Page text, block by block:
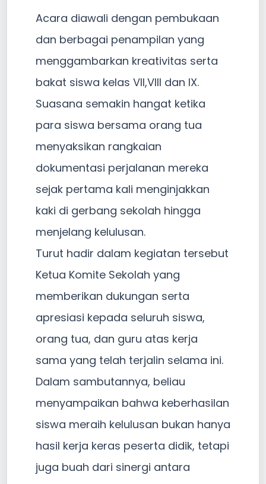
Acara diawali dengan pembukaan
dan berbagai penampilan yang
menggambarkan kreativitas serta
bakat siswa kelas VII,VIII dan IX.
Suasana semakin hangat ketika
para siswa bersama orang tua
menyaksikan rangkaian
dokumentasi perjalanan mereka
sejak pertama kali menginjakkan
kaki di gerbang sekolah hingga
menjelang kelulusan.
Turut hadir dalam kegiatan tersebut
Ketua Komite Sekolah yang
memberikan dukungan serta
apresiasi kepada seluruh siswa,
orang tua, dan guru atas kerja
sama yang telah terjalin selama ini.
Dalam sambutannya, beliau
menyampaikan bahwa keberhasilan
siswa meraih kelulusan bukan hanya
hasil kerja keras peserta didik, tetapi
juga buah dari sinergi antara